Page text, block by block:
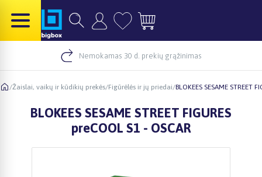
Nemokamas 30 d. prekių grąžinimas
/Žaislai, vaikų ir kūdikių prekės/Figūrėlės ir jų priedai/BLOKEES SESAME STREET
BLOKEES SESAME STREET FIGURES
preCOOL S1 - OSCAR